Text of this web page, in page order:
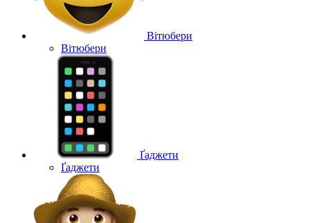
Вітюбери
Вітюбери
Ґаджети
Ґаджети